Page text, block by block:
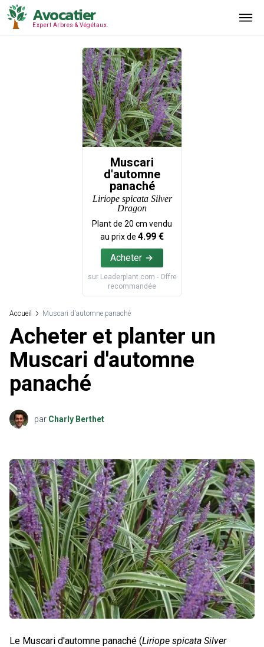
Avocatier
Expert Arbres & Végétaux.
Muscari
d'automne
panaché
Liriope spicata Silver
Dragon
Plant de 20 cm vendu
au prix de 4.99 €
Acheter
sur Leaderplant.com - Offre
recommandée
Accueil Muscari d'automne panaché
Acheter et planter un
Muscari d'automne
panaché
par Charly Berthet
Le Muscari d'automne panaché (Liriope spicata Silver